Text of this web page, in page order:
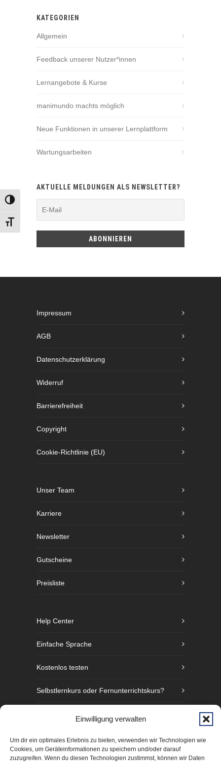
Einwilligung verwalten
Um dir ein optimales Erlebnis zu bieten, verwenden wir Technologien wie
Cookies, um Geräteinformationen zu speichern und/oder darauf
zuzugreifen. Wenn du diesen Technologien zustimmst, können wir Daten
UMSCHALTEN AUF HOHE KONTRASTE
SCHRIFT VERGRÖSSERN
KATEGORIEN
Allgemein
Feedback unserer Nutzer*innen
Lernangebote & Kurse
manimundo machts möglich
Neue Funktionen in unserer Lernplattform
Wartungsarbeiten
AKTUELLE MELDUNGEN ALS NEWSLETTER?
Impressum
AGB
Datenschutzerklärung
Widerruf
Barrierefreiheit
Copyright
Cookie-Richtlinie (EU)
Unser Team
Karriere
Newsletter
Gutscheine
Preisliste
Help Center
Einfache Sprache
Kostenlos testen
Selbstlernkurs oder Fernunterrichtskurs?
Fünf Gründe Gebärdensprache zu lernen